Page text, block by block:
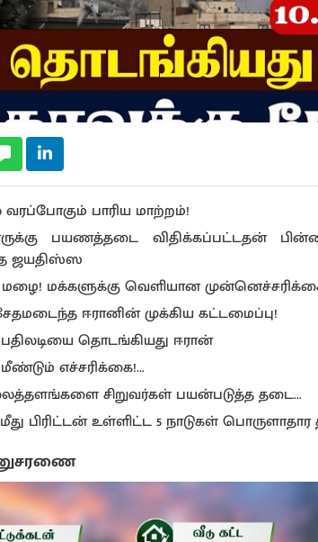
வரப்போகும் பாரிய மாற்றம்!
பயணத்தடை விதிக்கப்பட்டதன்
ஜயதிஸ்ஸ
மக்களுக்கு வெளியான
ஈரானின் முக்கிய கட்டமைப்பு!
பதிலடியை தொடங்கியது ஈரான்
எச்சரிக்கை!...
சிறுவர்கள் பயன்படுத்த தடை...
பிரிட்டன் உள்ளிட்ட 5 நாடுகள்